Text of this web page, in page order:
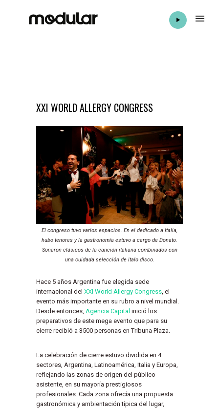
XXI WORLD ALLERGY CONGRESS
El congreso tuvo varios espacios. En el dedicado a Italia,
hubo tenores y la gastronomía estuvo a cargo de Donato.
Sonaron clásicos de la canción italiana combinados con
una cuidada selección de italo disco.
Hace 5 años Argentina fue elegida sede
internacional del XXI World Allergy Congress , el
evento más importante en su rubro a nivel mundial.
Desde entonces, Agencia Capital inició los
preparativos de este mega evento que para su
cierre recibió a 3500 personas en Tribuna Plaza.
La celebración de cierre estuvo dividida en 4
sectores, Argentina, Latinoamérica, Italia y Europa,
reflejando las zonas de origen del público
asistente, en su mayoría prestigiosos
profesionales. Cada zona ofrecía una propuesta
gastronómica y ambientación típica del lugar,